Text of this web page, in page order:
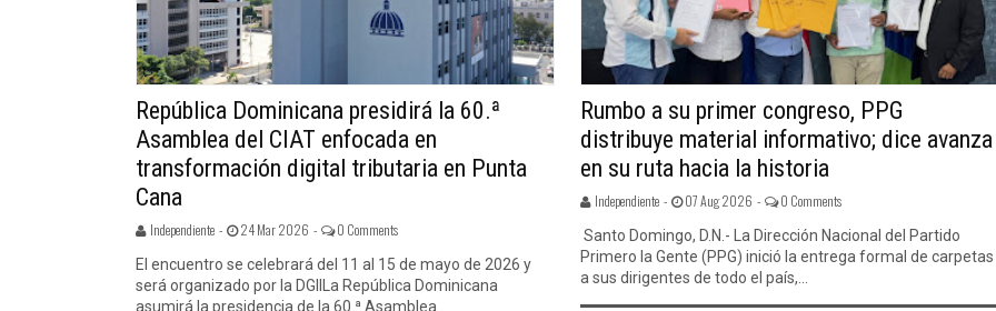
República Dominicana presidirá la 60.ª
Asamblea del CIAT enfocada en
transformación digital tributaria en Punta
Cana
Independiente - 24 Mar 2026 - 0 Comments
El encuentro se celebrará del 11 al 15 de mayo de 2026 y
será organizado por la DGIILa República Dominicana
asumirá la presidencia de la 60.ª Asamblea...
Rumbo a su primer congreso, PPG
distribuye material informativo; dice avanza
en su ruta hacia la historia
Independiente - 07 Aug 2026 - 0 Comments
Santo Domingo, D.N.- La Dirección Nacional del Partido
Primero la Gente (PPG) inició la entrega formal de carpetas
a sus dirigentes de todo el país,...